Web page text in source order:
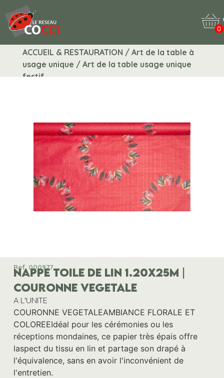
0
ACCUEIL & RESTAURATION / Art de la table à
usage unique / Art de la table usage unique
festif
Ref. 000977
NAPPE TOILE DE LIN 1.20x25M |
COURONNE VEGETALE
A L'UNITE
COURONNE VEGETALEAMBIANCE FLORALE ET
COLOREEIdéal pour les cérémonies ou les
réceptions mondaines, ce papier très épais offre
laspect du tissu en lin et partage son drapé à
l'équivalence, sans en avoir l'inconvénient de
l'entretien.